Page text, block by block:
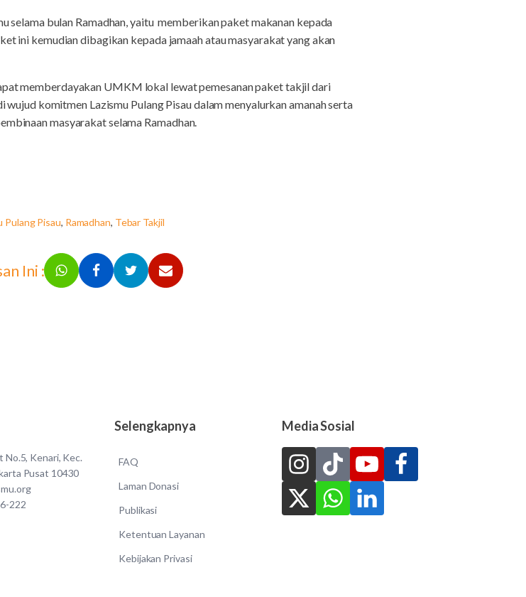
selama bulan Ramadhan, yaitu memberikan paket makanan kepada
ini kemudian dibagikan kepada jamaah atau masyarakat yang akan
memberdayakan UMKM lokal lewat pemesanan paket takjil dari
komitmen Lazismu Pulang Pisau dalam menyalurkan amanah serta
masyarakat selama Ramadhan.
Pulang Pisau, Ramadhan, Tebar Takjil
Ini :
No.5, Kenari, Kec.
Pusat 10430
222
Selengkapnya
FAQ
Laman Donasi
Publikasi
Ketentuan Layanan
Kebijakan Privasi
Media Sosial